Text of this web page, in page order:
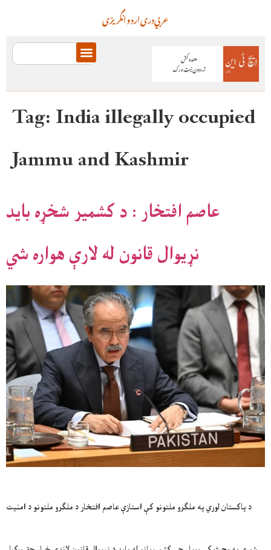
انگریزیاردودریعربي
Tag:India illegally occupied
Jammu and Kashmir
عاصم افتخار : د کشمیر شخړه باید
نړیوال قانون له لارې هواره شي
د پاکستان لوري په ملګرو ملتونو کې استازې عاصم افتخار د ملګرو ملتونو د امنیت